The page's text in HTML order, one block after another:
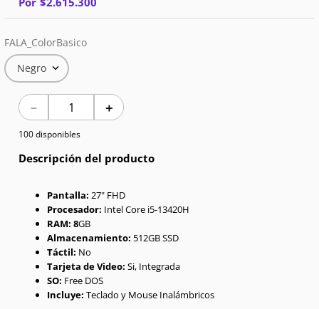
FALA_ColorBasico
Negro
＋
－
100 disponibles
Descripción del producto
Pantalla: 27" FHD
Procesador: Intel Core i5-13420H
RAM: 8GB
Almacenamiento: 512GB SSD
Táctil: No
Tarjeta de Video: Si, Integrada
SO: Free DOS
Incluye: Teclado y Mouse Inalámbricos
Iphone 15 Pro Max
9.
Iphone 17
10. Audífonos